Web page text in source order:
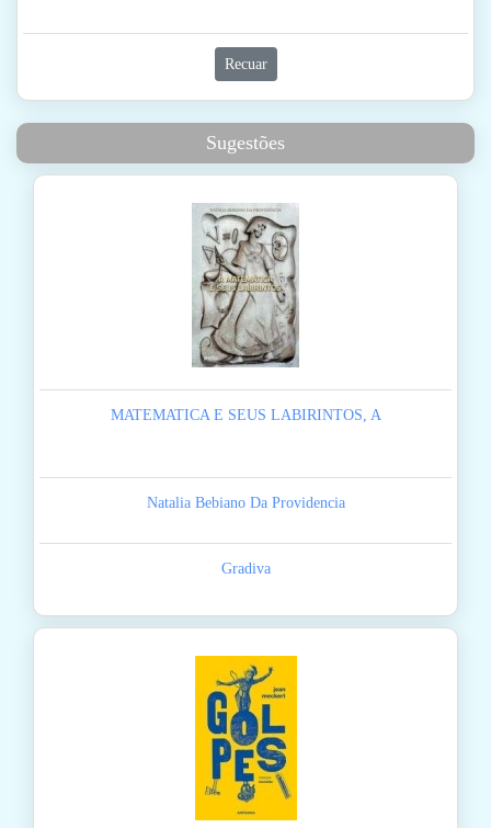
Recuar
Sugestões
MATEMATICA E SEUS LABIRINTOS, A
Natalia Bebiano Da Providencia
Gradiva